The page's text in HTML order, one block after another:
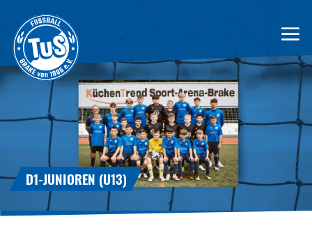
D1-JUNIOREN (U13)